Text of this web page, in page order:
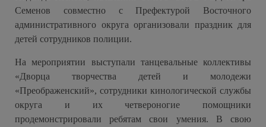
Семенов совместно с Префектурой Восточного
административного округа организовали праздник для
детей сотрудников полиции.
На мероприятии выступали танцевальные коллективы
«Дворца творчества детей и молодежи
«Преображенский», сотрудники кинологической службы
округа и их четвероногие помощники
продемонстрировали ребятам свои умения. В свою